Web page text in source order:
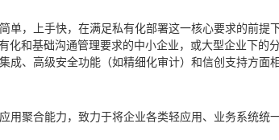
单，上手快，在满足私有化部署这一核心要求的前提
化和基础沟通管理要求的中小企业，或大型企业下的分
成、高级安全功能（如精细化审计）和信创支持方面相
用聚合能力，致力于将企业各类轻应用、业务系统统